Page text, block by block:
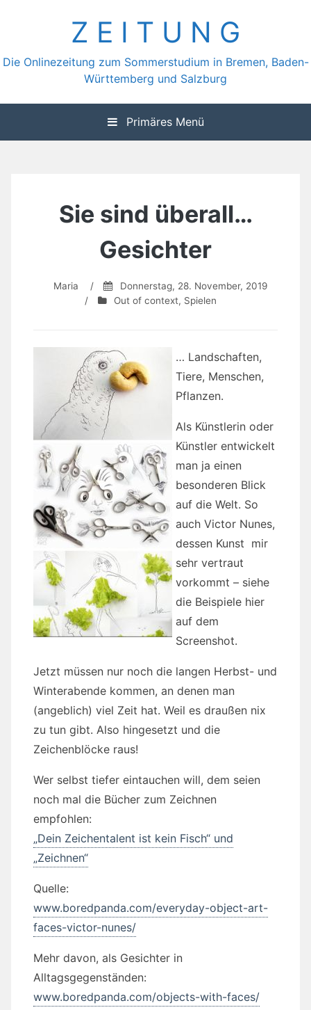
Z E I T U N G
Die Onlinezeitung zum Sommerstudium in Bremen, Baden-
Württemberg und Salzburg
Primäres Menü
Sie sind überall…
Gesichter
Maria /
Donnerstag, 28. November, 2019
/
Out of context, Spielen
… Landschaften,
Tiere, Menschen,
Pflanzen.
Als Künstlerin oder
Künstler entwickelt
man ja einen
besonderen Blick
auf die Welt. So
auch Victor Nunes,
dessen Kunst mir
sehr vertraut
vorkommt – siehe
die Beispiele hier
auf dem
Screenshot.
Jetzt müssen nur noch die langen Herbst- und
Winterabende kommen, an denen man
(angeblich) viel Zeit hat. Weil es draußen nix
zu tun gibt. Also hingesetzt und die
Zeichenblöcke raus!
Wer selbst tiefer eintauchen will, dem seien
noch mal die Bücher zum Zeichnen
empfohlen:
„Dein Zeichentalent ist kein Fisch“ und
„Zeichnen“
Quelle:
www.boredpanda.com/everyday-object-art-
faces-victor-nunes/
Mehr davon, als Gesichter in
Alltagsgegenständen:
www.boredpanda.com/objects-with-faces/